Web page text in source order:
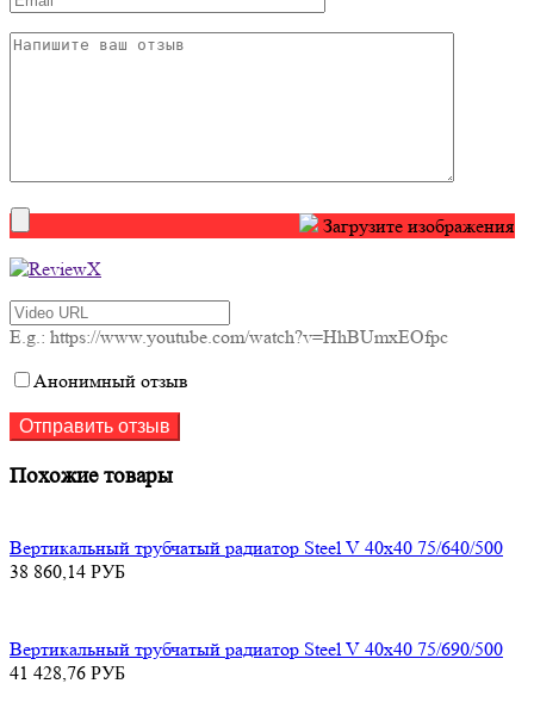
Загрузите изображения
E.g.: https://www.youtube.com/watch?v=HhBUmxEOfpc
Анонимный отзыв
Похожие товары
Вертикальный трубчатый радиатор Steel V 40х40 75/640/500
38 860,14 РУБ
Вертикальный трубчатый радиатор Steel V 40х40 75/690/500
41 428,76 РУБ